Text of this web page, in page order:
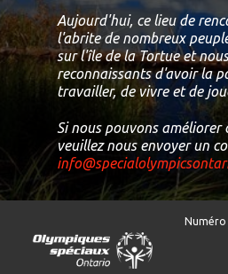
Aujourd'hui, ce lieu de
l'abrite de nombreux
sur l'île de la Tortue et
reconnaissants d'avoir la
travailler, de vivre et de
Si nous pouvons améliorer
veuillez nous envoyer un